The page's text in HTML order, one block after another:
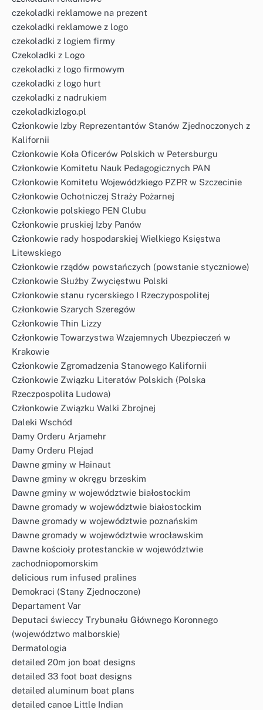
czekoladki reklamowe na prezent
czekoladki reklamowe z logo
czekoladki z logiem firmy
Czekoladki z Logo
czekoladki z logo firmowym
czekoladki z logo hurt
czekoladki z nadrukiem
czekoladkizlogo.pl
Członkowie Izby Reprezentantów Stanów Zjednoczonych z
Kalifornii
Członkowie Koła Oficerów Polskich w Petersburgu
Członkowie Komitetu Nauk Pedagogicznych PAN
Członkowie Komitetu Wojewódzkiego PZPR w Szczecinie
Członkowie Ochotniczej Straży Pożarnej
Członkowie polskiego PEN Clubu
Członkowie pruskiej Izby Panów
Członkowie rady hospodarskiej Wielkiego Księstwa
Litewskiego
Członkowie rządów powstańczych (powstanie styczniowe)
Członkowie Służby Zwycięstwu Polski
Członkowie stanu rycerskiego I Rzeczypospolitej
Członkowie Szarych Szeregów
Członkowie Thin Lizzy
Członkowie Towarzystwa Wzajemnych Ubezpieczeń w
Krakowie
Członkowie Zgromadzenia Stanowego Kalifornii
Członkowie Związku Literatów Polskich (Polska
Rzeczpospolita Ludowa)
Członkowie Związku Walki Zbrojnej
Daleki Wschód
Damy Orderu Arjamehr
Damy Orderu Plejad
Dawne gminy w Hainaut
Dawne gminy w okręgu brzeskim
Dawne gminy w województwie białostockim
Dawne gromady w województwie białostockim
Dawne gromady w województwie poznańskim
Dawne gromady w województwie wrocławskim
Dawne kościoły protestanckie w województwie
zachodniopomorskim
delicious rum infused pralines
Demokraci (Stany Zjednoczone)
Departament Var
Deputaci świeccy Trybunału Głównego Koronnego
(województwo malborskie)
Dermatologia
detailed 20m jon boat designs
detailed 33 foot boat designs
detailed aluminum boat plans
detailed canoe Little Indian